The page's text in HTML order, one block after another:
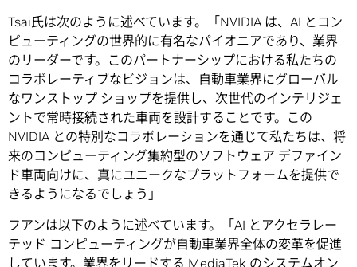
Tsai氏は次のように述べています。「NVIDIA は、AI とコン
ピューティングの世界的に有名なパイオニアであり、業界
のリーダーです。このパートナーシップにおける私たちの
コラボレーティブなビジョンは、自動車業界にグローバル
なワンストップ ショップを提供し、次世代のインテリジェ
ントで常時接続された車両を設計することです。この
NVIDIA との特別なコラボレーションを通じて私たちは、将
来のコンピューティング集約型のソフトウェア デファイン
ド車両向けに、真にユニークなプラットフォームを提供で
きるようになるでしょう」
フアンは以下のように述べています。「AI とアクセラレー
テッド コンピューティングが自動車業界全体の変革を促進
しています。業界をリードする MediaTek のシステムオン